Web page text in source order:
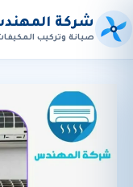
شركة
صيانة وتركيب
بحث
الأكثر بحثاً: صيانة